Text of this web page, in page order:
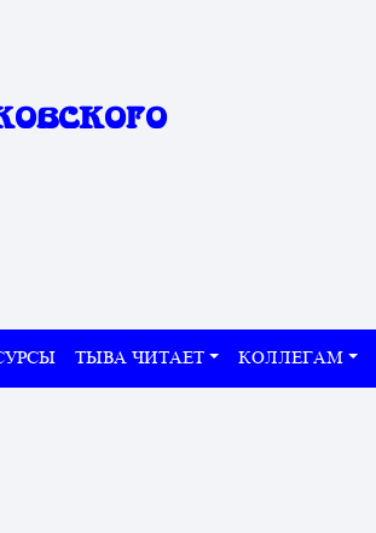
ТЫВА ЧИТАЕТ КОЛЛЕГАМ